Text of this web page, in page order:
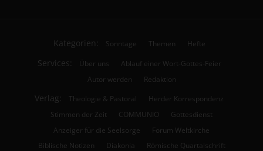
Kategorien: Sonntage Themen Hefte
Services: Über uns
Ablauf einer Wort-Gottes-Feier
Autor werden
Redaktion
Verlag: Theologie & Pastoral
Herder Korrespondenz
Stimmen der Zeit
COMMUNIO
Gottesdienst
Anzeiger für die Seelsorge
Forum Weltkirche
Biblische Notizen
Diakonia Römische Quartalschrift